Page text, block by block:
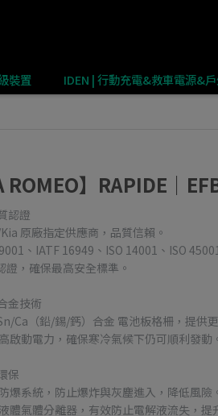
裝置 IDEN | 行動充電&救車電源&
ROMEO】RAPIDE｜
認證
原廠指定供應商，品質信賴。
、IATF 16949、ISO 14001、ISO
證，確保最高安全標準。
金技術
Ca（鉛/錫/鈣）合金 電池板格柵，提供
啟動電力，確保寒冷氣候下仍可順利發動
保
爆系統，防止爆炸與灰塵進入，降低風險
體氣體分離器，有效防止電解液流失，提